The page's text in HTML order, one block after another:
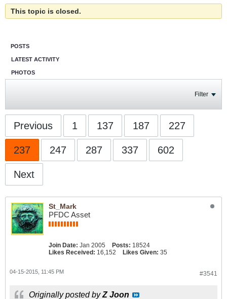
This topic is closed.
POSTS
LATEST ACTIVITY
PHOTOS
Filter
Previous 1 137 187 227
237 247 287 337 602
Next
St_Mark
PFDC Asset
Join Date: Jan 2005 Posts: 18524
Likes Received: 16,152 Likes Given: 35
#3541
04-15-2015, 11:45 PM
Originally posted byZ Joon